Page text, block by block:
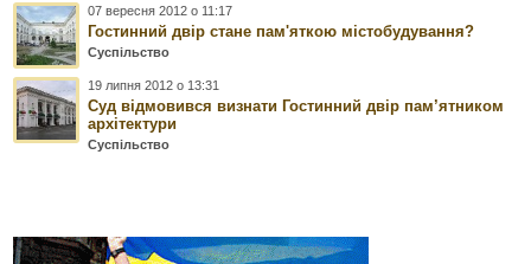
07 вересня 2012 о 11:17
Гостинний двір стане пам'яткою містобудування?
Суспільство
19 липня 2012 о 13:31
Суд відмовився визнати Гостинний двір пам’ятником
архітектури
Суспільство